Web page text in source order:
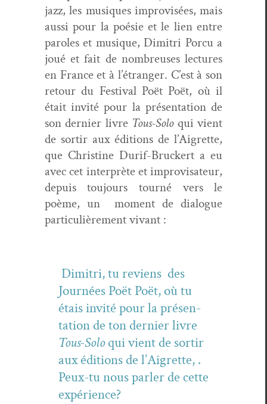
jazz, les musiques impro­visées, mais
aus­si pour la poésie et le lien entre
paroles et musique, Dim­itri Por­cu a
joué et fait de nom­breuses lec­tures
en France et à l’étranger. C’est à son
retour du Fes­ti­val Poët Poët, où il
était invité pour la présen­ta­tion de
son dernier livre Tous-Soloqui vient
de sor­tir aux édi­tions de l’Aigrette,
que Chris­tine Durif-Bruck­ert a eu
avec cet inter­prète et impro­visa­teur,
depuis tou­jours tourné vers le
poème, un moment de dia­logue
par­ti­c­ulière­ment vivant :
Dim­itri, tu reviens des
Journées Poët Poët, où tu
étais invité pour la présen­
ta­tion de ton dernier livre
Tous-Soloqui vient de sor­tir
aux édi­tions de l’Aigrette, .
Peux-tu nous par­ler de cette
expérience?